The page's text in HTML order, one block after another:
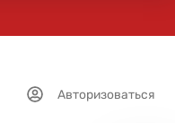
Авторизоваться